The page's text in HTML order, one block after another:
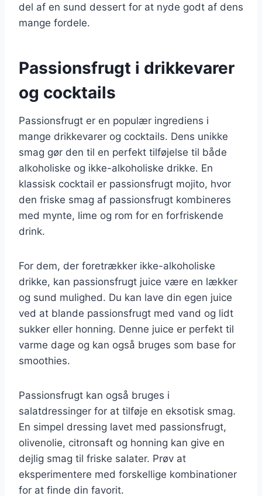
del af en sund dessert for at nyde godt af dens
mange fordele.
Passionsfrugt i drikkevarer
og cocktails
Passionsfrugt er en populær ingrediens i
mange drikkevarer og cocktails. Dens unikke
smag gør den til en perfekt tilføjelse til både
alkoholiske og ikke-alkoholiske drikke. En
klassisk cocktail er passionsfrugt mojito, hvor
den friske smag af passionsfrugt kombineres
med mynte, lime og rom for en forfriskende
drink.
For dem, der foretrækker ikke-alkoholiske
drikke, kan passionsfrugt juice være en lækker
og sund mulighed. Du kan lave din egen juice
ved at blande passionsfrugt med vand og lidt
sukker eller honning. Denne juice er perfekt til
varme dage og kan også bruges som base for
smoothies.
Passionsfrugt kan også bruges i
salatdressinger for at tilføje en eksotisk smag.
En simpel dressing lavet med passionsfrugt,
olivenolie, citronsaft og honning kan give en
dejlig smag til friske salater. Prøv at
eksperimentere med forskellige kombinationer
for at finde din favorit.